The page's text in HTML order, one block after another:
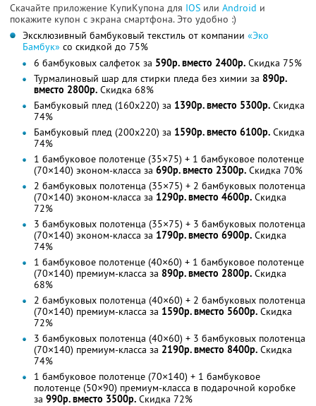
Скачайте приложение КупиКупона для IOS или Android и
покажите купон с экрана смартфона. Это удобно :)
Эксклюзивный бамбуковый текстиль от компании «Эко
Бамбук» со скидкой до 75%
6 бамбуковых салфеток за 590р. вместо 2400р. Скидка 75%
Турмалиновый шар для стирки пледа без химии за 890р.
вместо 2800р. Скидка 68%
Бамбуковый плед (160x220) за 1390р. вместо 5300р. Скидка
74%
Бамбуковый плед (200x220) за 1590р. вместо 6100р. Скидка
74%
1 бамбуковое полотенце (35×75) + 1 бамбуковое полотенце
(70×140) эконом-класса за 690р. вместо 2300р. Скидка 70%
2 бамбуковых полотенца (35×75) + 2 бамбуковых полотенца
(70×140) эконом-класса за 1290р. вместо 4600р. Скидка
72%
3 бамбуковых полотенца (35×75) + 3 бамбуковых полотенца
(70×140) эконом-класса за 1790р. вместо 6900р. Скидка
74%
1 бамбуковое полотенце (40×60) + 1 бамбуковое полотенце
(70×140) премиум-класса за 890р. вместо 2800р. Скидка
68%
2 бамбуковых полотенца (40×60) + 2 бамбуковых полотенца
(70×140) премиум-класса за 1590р. вместо 5600р. Скидка
72%
3 бамбуковых полотенца (40×60) + 3 бамбуковых полотенца
(70×140) премиум-класса за 2190р. вместо 8400р. Скидка
74%
1 бамбуковое полотенце (70×140) + 1 бамбуковое
полотенце (50×90) премиум-класса в подарочной коробке
за 990р. вместо 3500р. Скидка 72%